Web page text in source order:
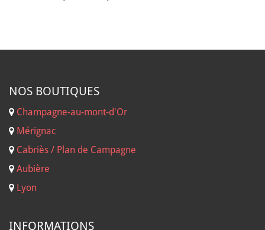
NOS BOUTIQUES
Champagne-au-mont-d'Or
Mérignac
Cabriès / Plan de Campagne
Aubière
Lyon
INFORMATIONS